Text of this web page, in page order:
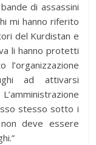
di assassini
mi hanno riferito
del Kurdistan e
li hanno protetti
ad attivarsi
stesso sotto i
deve essere